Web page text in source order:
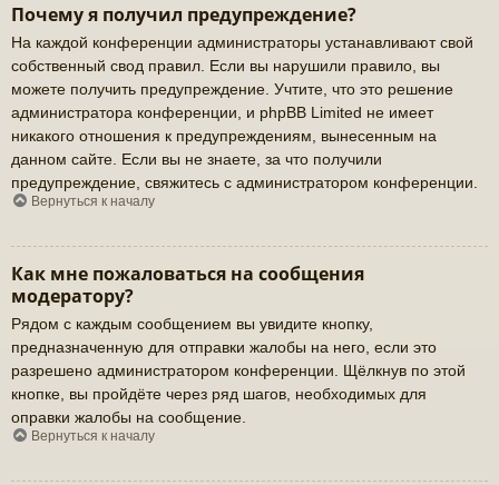
Почему я получил предупреждение?
На каждой конференции администраторы устанавливают свой
собственный свод правил. Если вы нарушили правило, вы
можете получить предупреждение. Учтите, что это решение
администратора конференции, и phpBB Limited не имеет
никакого отношения к предупреждениям, вынесенным на
данном сайте. Если вы не знаете, за что получили
предупреждение, свяжитесь с администратором конференции.
Вернуться к началу
Как мне пожаловаться на сообщения
модератору?
Рядом с каждым сообщением вы увидите кнопку,
предназначенную для отправки жалобы на него, если это
разрешено администратором конференции. Щёлкнув по этой
кнопке, вы пройдёте через ряд шагов, необходимых для
оправки жалобы на сообщение.
Вернуться к началу